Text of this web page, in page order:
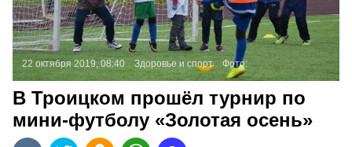
22 октября 2019, 08:40 Здоровье и спорт Фото:
В Троицком прошёл турнир по
мини-футболу «Золотая осень»